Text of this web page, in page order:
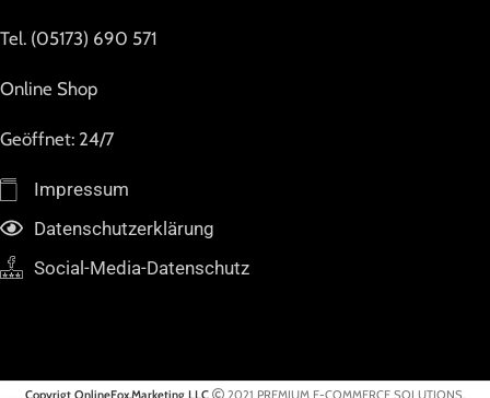
Tel. (05173) 690 571
Online Shop
Geöffnet: 24/7
Impressum
Datenschutzerklärung
Social-Media-Datenschutz
Copyrigt OnlineFox.Marketing LLC 2021 PREMIUM E-COMMERCE SOLUTIONS.